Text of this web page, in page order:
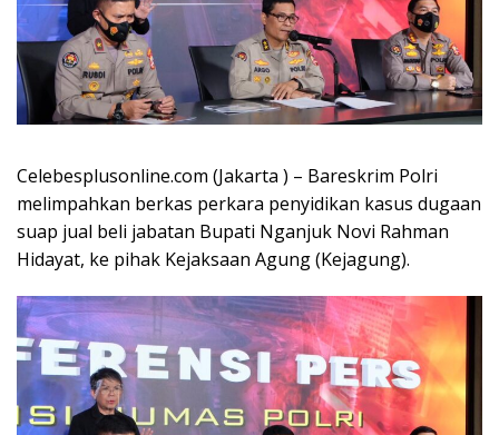
Celebesplusonline.com (Jakarta ) – Bareskrim Polri
melimpahkan berkas perkara penyidikan kasus dugaan
suap jual beli jabatan Bupati Nganjuk Novi Rahman
Hidayat, ke pihak Kejaksaan Agung (Kejagung).